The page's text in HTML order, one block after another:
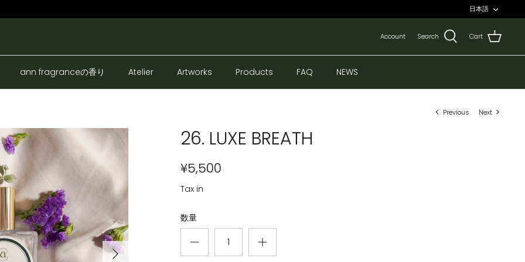
言
日本語
Account Search Cart
ann fragranceの香り Atelier Artworks Products FAQ NEWS
Previous Next
26. LUXE BREATH
¥5,500
Tax in
数量